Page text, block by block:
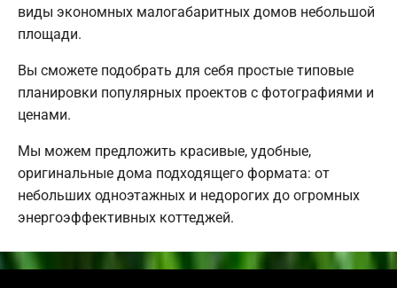
виды экономных малогабаритных домов небольшой
площади.
Вы сможете подобрать для себя простые типовые
планировки популярных проектов с фотографиями и
ценами.
Мы можем предложить красивые, удобные,
оригинальные дома подходящего формата: от
небольших одноэтажных и недорогих до огромных
энергоэффективных коттеджей.